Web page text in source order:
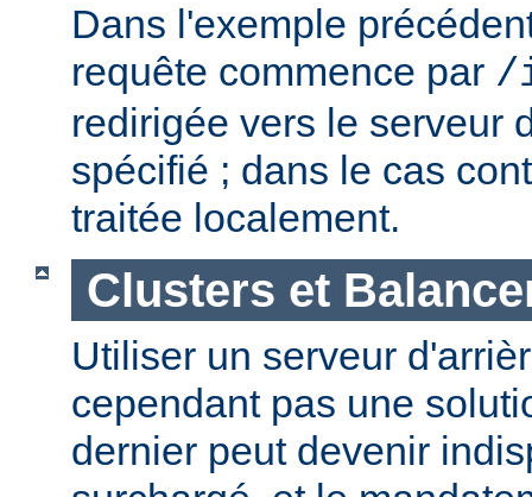
Dans l'exemple
requête commence par /
redirigée vers le serveur
spécifié ; dans le cas
traitée localement.
Clusters et
Utiliser un serveur
cependant pas une
dernier peut devenir